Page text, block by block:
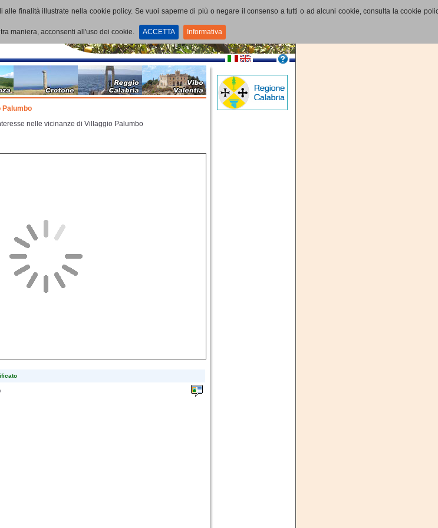
finalità illustrate nella cookie policy. Se vuoi saperne di più o negare il consenso a tutti o ad alcuni cookie, consulta la cookie
maniera, acconsenti all'uso dei cookie. ACCETTA Informativa
Palumbo
nelle vicinanze di Villaggio Palumbo